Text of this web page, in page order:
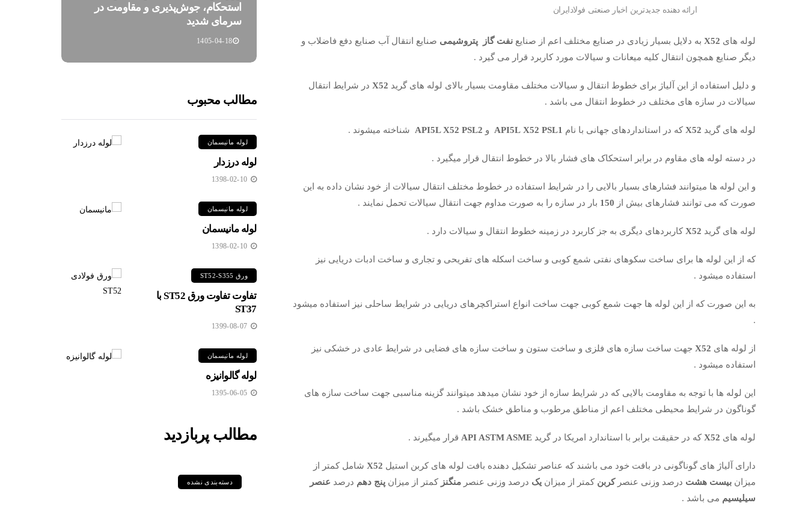
ارائه دهنده جدیدترین اخبار صنعتی فولادایران
لوله های X52 به دلایل بسیار زیادی در صنایع مختلف اعم از صنایع نفت گاز پتروشیمی صنایع انتقال آب صنایع دفع فاضلاب و
دیگر صنایع همچون انتقال کلیه میعانات و سیالات مورد کاربرد قرار می گیرد .
و دلیل استفاده از این آلیاژ برای خطوط انتقال و سیالات مختلف مقاومت بسیار بالای لوله های گرید X52 در شرایط انتقال
سیالات در سازه های مختلف در خطوط انتقال می باشد .
لوله های گرید X52 که در استانداردهای جهانی با نام API5L X52 PSL1 و API5L X52 PSL2 شناخته میشوند .
در دسته لوله های مقاوم در برابر استحکاک های فشار بالا در خطوط انتقال قرار میگیرد .
و این لوله ها میتوانند فشارهای بسیار بالایی را در شرایط استفاده در خطوط مختلف انتقال سیالات از خود نشان داده به این
صورت که می توانند فشارهای بیش از 150 بار در سازه را به صورت مداوم جهت انتقال سیالات تحمل نمایند .
لوله های گرید X52 کاربردهای دیگری به جز کاربرد در زمینه خطوط انتقال و سیالات دارد .
که از این لوله ها برای ساخت سکوهای نفتی شمع کوبی و ساخت اسکله های تفریحی و تجاری و ساخت ادبات دریایی نیز
استفاده میشود .
به این صورت که از این لوله ها جهت شمع کوبی جهت ساخت انواع استراکچرهای دریایی در شرایط ساحلی نیز استفاده میشود
.
از لوله های X52 جهت ساخت سازه های فلزی و ساخت ستون و ساخت سازه های فضایی در شرایط عادی در خشکی نیز
استفاده میشود .
این لوله ها با توجه به مقاومت بالایی که در شرایط سازه از خود نشان میدهد میتوانند گزینه مناسبی جهت ساخت سازه های
گوناگون در شرایط محیطی مختلف اعم از مناطق مرطوب و مناطق خشک باشد .
لوله های X52 که در حقیقت برابر با استاندارد امریکا در گرید API ASTM ASME قرار میگیرند .
دارای آلیاژ های گوناگونی در بافت خود می باشند که عناصر تشکیل دهنده بافت لوله های کربن استیل X52 شامل کمتر از
میزان بیست هشت درصد وزنی عنصرکربن کمتر از میزان یک درصد وزنی عنصر منگنز کمتر از میزان پنج دهم درصد عنصر
سیلیسیم می باشد .
استحکام، جوش‌پذیری و مقاومت در
سرمای شدید
1405-04-18
مطالب محبوب
لوله مانیسمان
لوله درزدار
1398-02-10
لوله مانیسمان
لوله مانیسمان
1398-02-10
ورق ST52-S355
تفاوت تفاوت ورق ST52 با
ST37
1399-08-07
لوله مانیسمان
لوله گالوانیزه
1395-06-05
مطالب پربازدید
دسته‌بندی نشده